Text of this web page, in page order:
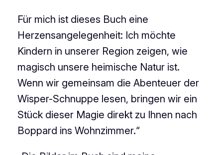
Für mich ist dieses Buch eine
Herzensangelegenheit: Ich möchte
Kindern in unserer Region zeigen, wie
magisch unsere heimische Natur ist.
Wenn wir gemeinsam die Abenteuer der
Wisper-Schnuppe lesen, bringen wir ein
Stück dieser Magie direkt zu Ihnen nach
Boppard ins Wohnzimmer.“